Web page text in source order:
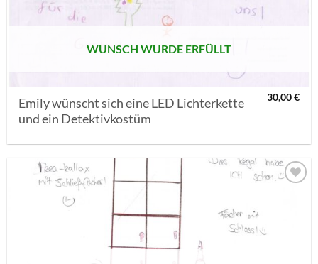
WUNSCH WURDE ERFÜLLT
Emily wünscht sich eine LED Lichterkette
und ein Detektivkostüm
30,00€
SETZEN